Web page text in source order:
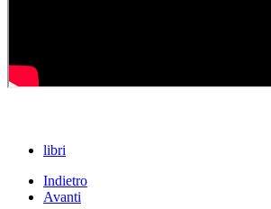
libri
Indietro
Avanti